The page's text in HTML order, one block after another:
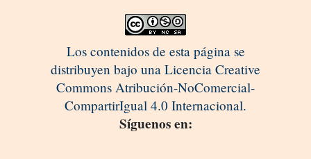
Los contenidos de esta página se
distribuyen bajo una Licencia Creative
Commons Atribución-NoComercial-
CompartirIgual 4.0 Internacional.
Síguenos en: